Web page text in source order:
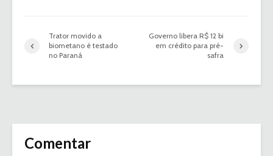
Trator movido a
biometano é testado
no Paraná
Governo libera R$ 12 bi
em crédito para pré-
safra
Comentar